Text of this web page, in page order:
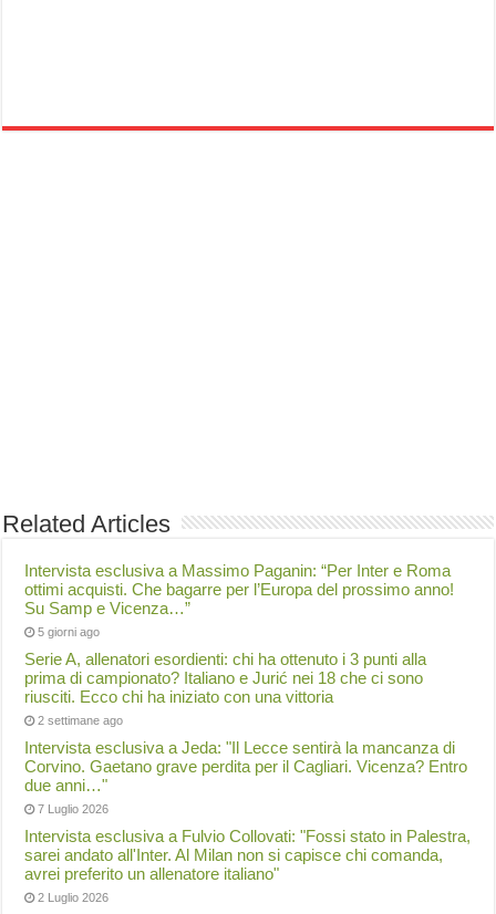
Related Articles
Intervista esclusiva a Massimo Paganin: “Per Inter e Roma
ottimi acquisti. Che bagarre per l’Europa del prossimo anno!
Su Samp e Vicenza…”
5 giorni ago
Serie A, allenatori esordienti: chi ha ottenuto i 3 punti alla
prima di campionato? Italiano e Jurić nei 18 che ci sono
riusciti. Ecco chi ha iniziato con una vittoria
2 settimane ago
Intervista esclusiva a Jeda: "Il Lecce sentirà la mancanza di
Corvino. Gaetano grave perdita per il Cagliari. Vicenza? Entro
due anni…"
7 Luglio 2026
Intervista esclusiva a Fulvio Collovati: "Fossi stato in Palestra,
sarei andato all'Inter. Al Milan non si capisce chi comanda,
avrei preferito un allenatore italiano"
2 Luglio 2026